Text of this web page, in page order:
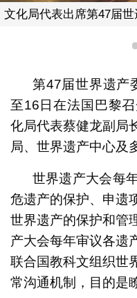
文化局代表出席第47届
第47届世界遗产
至16日在法国巴黎
化局代表蔡健龙副局
局、世界遗产中心及
世界遗产大会每
危遗产的保护、申遗
世界遗产的保护和管
产大会每年审议各遗
联合国教科文组织世
常沟通机制，目的是